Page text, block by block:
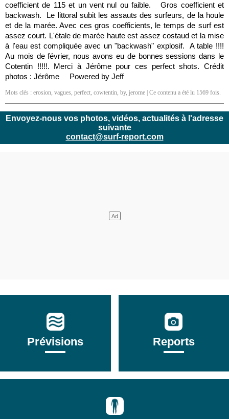
coefficient de 115 et un vent nul ou faible. Gros coefficient et
backwash. Le littoral subit les assauts des surfeurs, de la houle
et de la marée. Avec ces gros coefficients, le temps de surf est
assez court. L'étale de marée haute est assez costaud et la mise
à l'eau est compliquée avec un "backwash" explosif. A table !!!!
Au mois de février, nous avons eu de bonnes sessions dans le
Cotentin !!!!!. Merci à Jérôme pour ces perfect shots. Crédit
photos : Jérôme Powered by Jeff
Mots clés : erosion, vagues, perfect, cowtentin, by, jerome | Ce contenu a été lu 1569 fois.
Envoyez-nous vos photos, vidéos, actualités à l'adresse
suivante
contact@surf-report.com
Prévisions Reports